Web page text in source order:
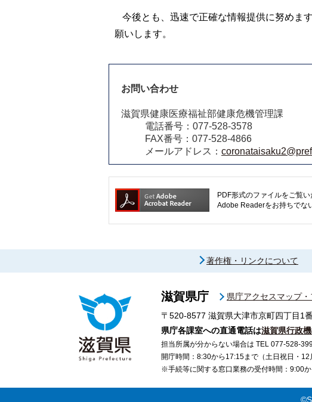
今後とも、迅速で正確な情報提供に努めま
願いします。
お問い合わせ
滋賀県健康医療福祉部健康危機管理課
電話番号：077-528-3578
FAX番号：077-528-4866
メールアドレス：
PDF形式のファイルをご覧
Adobe Readerをお持ちでな
著作権・リンクについて
滋賀県庁
県庁アクセスマップ
〒520-8577 滋賀県大津市京町四丁目1
県庁各課室への直通電話は滋賀県行政
担当所属が分からない場合は TEL 077-528-
開庁時間：8:30から17:15まで（土日祝日・12
※手続等に関する窓口業務の受付時間：9:00